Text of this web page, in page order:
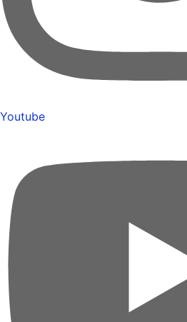
Youtube